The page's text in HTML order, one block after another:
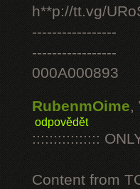
h**p://tt.vg/
-----------------
-----------------
000A000893
RubenmOime,
odpovědět
::::::::::::::::
Content from